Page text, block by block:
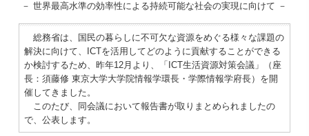
－ 世界最高水準の効率性による持続可能な社会の実現に向けて －
総務省は、国民の暮らしに不可欠な資源をめぐる様々な課題の
解決に向けて、ICTを活用してどのように貢献することができる
か検討するため、昨年12月より、「ICT生活資源対策会議」（座
長：須藤修 東京大学大学院情報学環長・学際情報学府長）を開
催してきました。
このたび、同会議において報告書が取りまとめられましたの
で、公表します。